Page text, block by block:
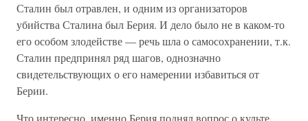
Сталин был отравлен, и одним из организаторов
убийства Сталина был Берия. И дело было не в каком-то
его особом злодействе — речь шла о самосохранении, т.к.
Сталин предпринял ряд шагов, однозначно
свидетельствующих о его намерении избавиться от
Берии.
Что интересно, именно Берия поднял вопрос о культе